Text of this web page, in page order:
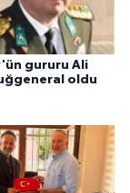
gururu Ali
oldu